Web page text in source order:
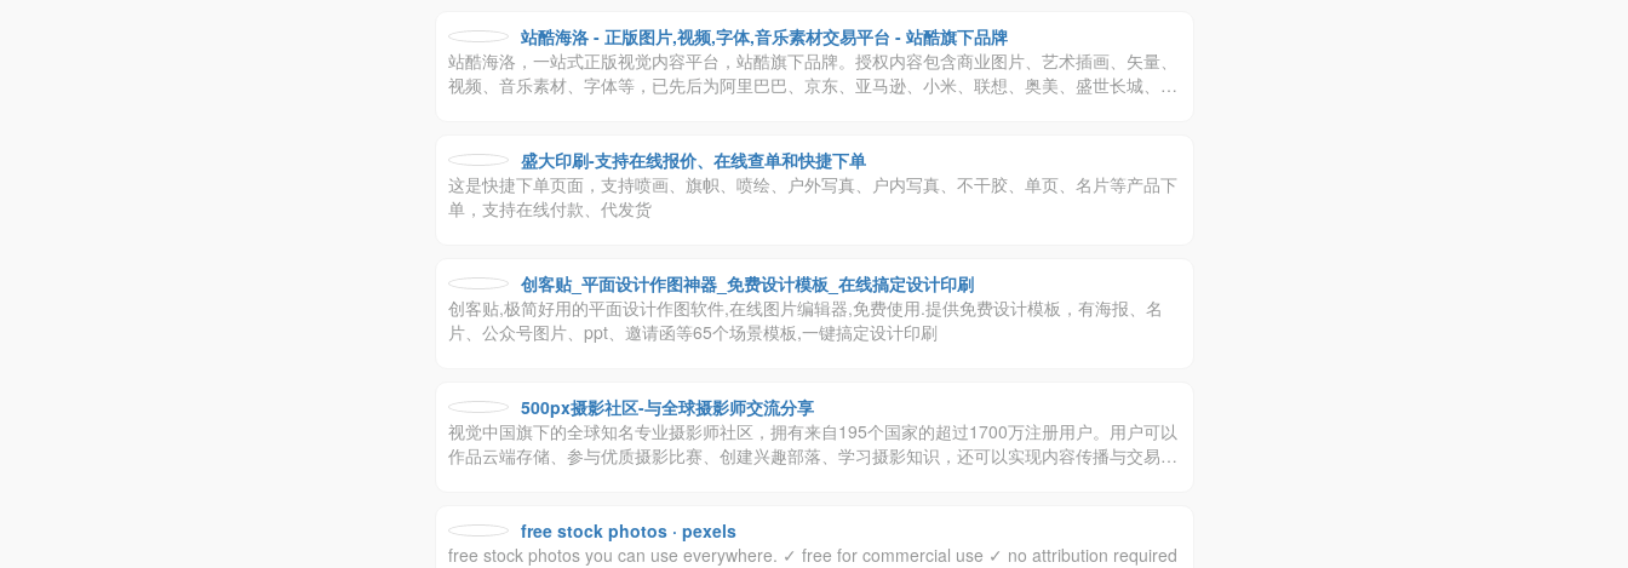
站酷海洛 - 正版图片,视频,字体,音乐素材交易平台 - 站酷旗下品牌
站酷海洛，一站式正版视觉内容平台，站酷旗下品牌。授权内容包含商业图片、艺术插画、矢量、
视频、音乐素材、字体等，已先后为阿里巴巴、京东、亚马逊、小米、联想、奥美、盛世长城、百
盛大印刷-支持在线报价、在线查单和快捷下单
这是快捷下单页面，支持喷画、旗帜、喷绘、户外写真、户内写真、不干胶、单页、名片等产品下
单，支持在线付款、代发货
创客贴_平面设计作图神器_免费设计模板_在线搞定设计印刷
创客贴,极简好用的平面设计作图软件,在线图片编辑器,免费使用.提供免费设计模板，有海报、名
片、公众号图片、ppt、邀请函等65个场景模板,一键搞定设计印刷
500px摄影社区-与全球摄影师交流分享
视觉中国旗下的全球知名专业摄影师社区，拥有来自195个国家的超过1700万注册用户。用户可以
作品云端存储、参与优质摄影比赛、创建兴趣部落、学习摄影知识，还可以实现内容传播与交易变
free stock photos · pexels
free stock photos you can use everywhere. ✓ free for commercial use ✓ no attribution required